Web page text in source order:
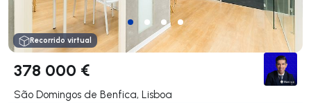
Recorrido virtual
378 000 €
São Domingos de Benfica, Lisboa